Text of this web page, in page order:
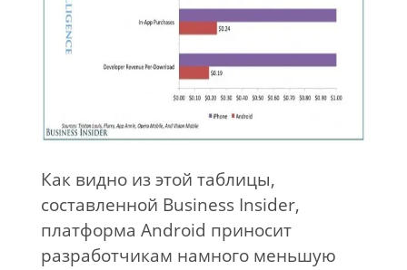
Как видно из этой таблицы,
составленной Business Insider,
платформа Android приносит
разработчикам намного меньшую